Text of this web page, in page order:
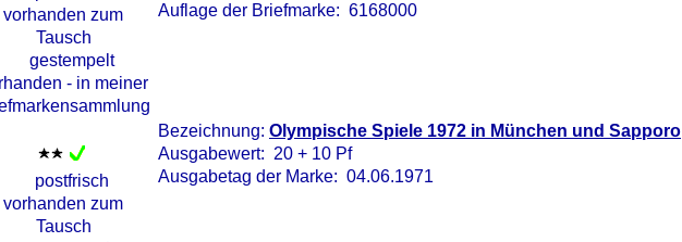
Auflage der Briefmarke: 6168000
Bezeichnung: Olympische Spiele 1972 in München und Sapporo
Ausgabewert: 20 + 10 Pf
Ausgabetag der Marke: 04.06.1971